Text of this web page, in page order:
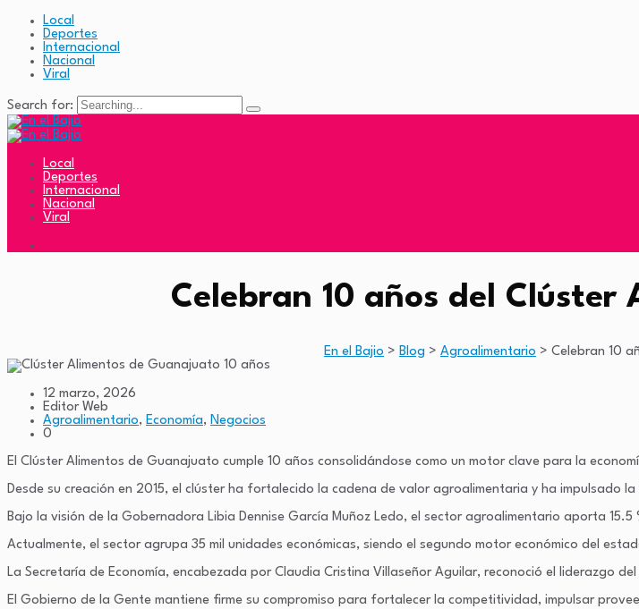
Local
Deportes
Internacional
Nacional
Viral
Search for:
Local
Deportes
Internacional
Nacional
Viral
Celebran 10 años del
En el Bajio > Blog > Agroalimentario > Celebran 10
12 marzo, 2026
Editor Web
Agroalimentario, Economía, Negocios
0
El Clúster Alimentos de Guanajuato cumple 10 años consolidándose como un motor clave para la
Desde su creación en 2015, el clúster ha fortalecido la cadena de valor agroalimentaria y ha impulsado
Bajo la visión de la Gobernadora Libia Dennise García Muñoz Ledo, el sector agroalimentario aporta 15.5
Actualmente, el sector agrupa 35 mil unidades económicas, siendo el segundo motor económico del
La Secretaría de Economía, encabezada por Claudia Cristina Villaseñor Aguilar, reconoció el liderazgo
El Gobierno de la Gente mantiene firme su compromiso para fortalecer la competitividad, impulsar